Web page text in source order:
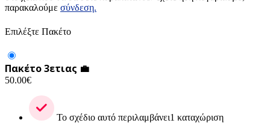
παρακαλούμε σύνδεση.
Επιλέξτε Πακέτο
Πακέτο 3ετιας 💼
50.00€
Το σχέδιο αυτό περιλαμβάνει1 καταχώριση